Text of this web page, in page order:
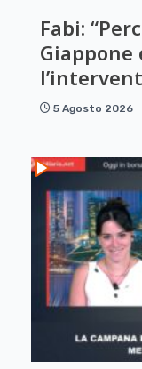
Fabi:
Giappone
5 Agosto 2026